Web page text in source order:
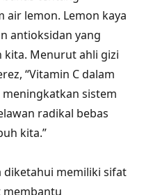
air lemon. Lemon kaya
antioksidan yang
Menurut ahli gizi
“Vitamin C dalam
sistem
radikal bebas
kita.”
diketahui memiliki sifat
membantu